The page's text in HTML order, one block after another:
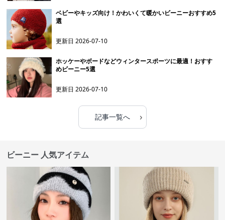
ベビーやキッズ向け！かわいくて暖かいビーニーおすすめ5
選
更新日2026-07-10
ホッケーやボードなどウィンタースポーツに最適！おすす
めビーニー5選
更新日2026-07-10
記事一覧へ ›
ビーニー 人気アイテム